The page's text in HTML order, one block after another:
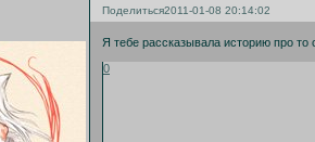
Поделиться2011-01-08 20:14:02
Я тебе рассказывала историю про то
0